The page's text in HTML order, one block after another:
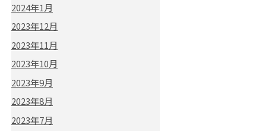
2024年1月
2023年12月
2023年11月
2023年10月
2023年9月
2023年8月
2023年7月